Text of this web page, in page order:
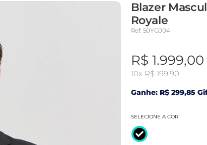
Blazer
Royale
Ref: 50YG004
R$ 1.999,00
10x R$ 199,90
Ganhe: R$ 299,85
SELECIONE A COR